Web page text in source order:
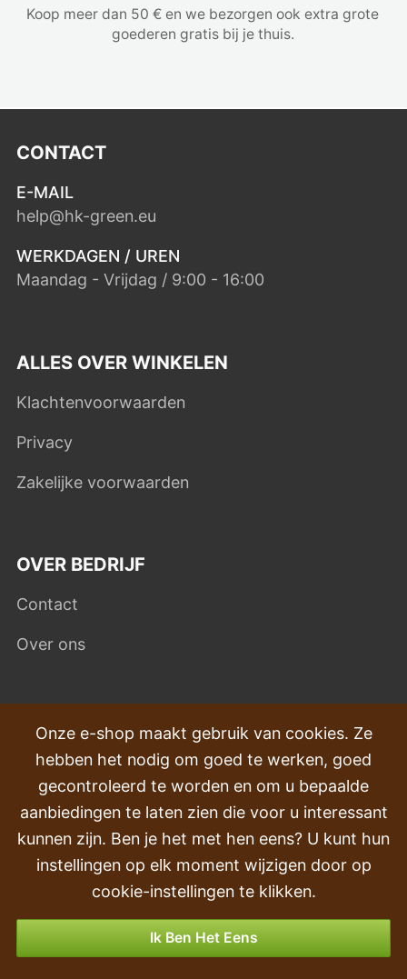
Koop meer dan 50 € en we bezorgen ook extra grote
goederen gratis bij je thuis.
CONTACT
E-MAIL
help@hk-green.eu
WERKDAGEN / UREN
Maandag - Vrijdag / 9:00 - 16:00
ALLES OVER WINKELEN
Klachtenvoorwaarden
Privacy
Zakelijke voorwaarden
OVER BEDRIJF
Contact
Over ons
VEEL GESTELDE VRAGEN
Klachten
Transport en levering
Volgorde
Retourneren & Terugbetalingen
Betalingsmogelijkheden
Onze e-shop maakt gebruik van cookies. Ze
hebben het nodig om goed te werken, goed
gecontroleerd te worden en om u bepaalde
aanbiedingen te laten zien die voor u interessant
kunnen zijn. Ben je het met hen eens? U kunt hun
instellingen op elk moment wijzigen door op
cookie-instellingen te klikken.
Ik Ben Het Eens